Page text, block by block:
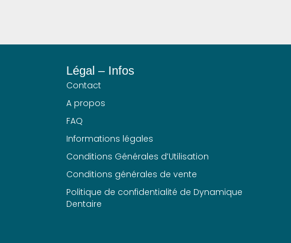
Légal – Infos
Contact
A propos
FAQ
Informations légales
Conditions Générales d’Utilisation
Conditions générales de vente
Politique de confidentialité de Dynamique
Dentaire